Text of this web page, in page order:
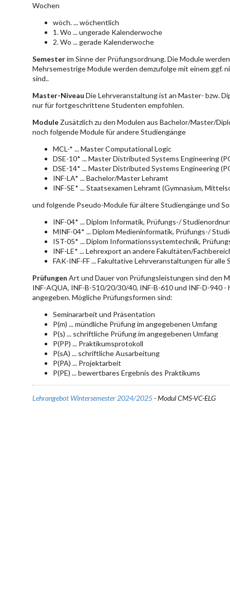
Wochen
wöch. ... wöchentlich
1. Wo ... ungerade Kalenderwoche
2. Wo ... gerade Kalenderwoche
Semesterim Sinne der Prüfungsordnung. Die Module
Mehrsemestrige Module werden demzufolge mit einem ggf.
sind..
Master-Niveau Die Lehrveranstaltung ist an Master- bzw.
nur für fortgeschrittene Studenten empfohlen.
Module Zusätzlich zu den Modulen aus Bachelor/Master/
noch folgende Module für andere Studiengänge
MCL-* ... Master Computational Logic
DSE-10* ... Master Distributed Systems Engineering
DSE-14* ... Master Distributed Systems Engineering
INF-LA* ... Bachelor/Master Lehramt
INF-SE* ... Staatsexamen Lehramt (Gymnasium,
und folgende Pseudo-Module für ältere Studiengänge und
INF-04* ... Diplom Informatik, Prüfungs-/
MINF-04* ... Diplom Medieninformatik, Prüfungs-/
IST-05* ... Diplom Informationssystemtechnik,
INF-LE* ... Lehrexport an andere Fakultäten/
FAK-INF-FF ... Fakultative Lehrveranstaltungen für
Prüfungen Art und Dauer von Prüfungsleistungen sind den
INF-AQUA, INF-B-510/20/30/40, INF-B-610 und INF-D-940
angegeben. Mögliche Prüfungsformen sind:
Seminararbeit und Präsentation
P(m) ... mündliche Prüfung im angegebenen Umfang
P(s) ... schriftliche Prüfung im angegebenen Umfang
P(PP) ... Praktikumsprotokoll
P(sA) ... schriftliche Ausarbeitung
P(PA) ... Projektarbeit
P(PE) ... bewertbares Ergebnis des Praktikums
Lehrangebot Wintersemester 2024/2025- Modul CMS-VC-ELG